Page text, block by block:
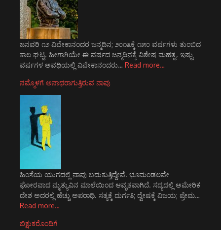
ಜನವರಿ ೧೨ ವಿವೇಕಾನಂದರ ಜನ್ಮದಿನ; ೨೦೧೩ಕ್ಕೆ ೧೫೦ ವರ್ಷಗಳು ತುಂಬಿದ
ಕಾಲ ಘಟ್ಟ. ಹೀಗಾಗಿಯೇ ಈ ವರ್ಷದ ಜನ್ಮದಿನಕ್ಕೆ ವಿಶೇಷ ಮಹತ್ವ. ಇಷ್ಟು
ವರ್ಷಗಳ ಅವಧಿಯಲ್ಲಿ ವಿವೇಕಾನಂದರು… Read more…
ನಮ್ಮೊಳಗೆ ಅನಾಥರಾಗುತ್ತಿರುವ ನಾವು
ಹಿಂಸೆಯ ಯುಗದಲ್ಲಿ ನಾವು ಬದುಕುತ್ತಿದ್ದೇವೆ. ಭೂಮಂಡಲವೇ
ಘೋರವಾದ ಮೃತ್ಯುವಿನ ಮಾಲೆಯಿಂದ ಆವೃತವಾಗಿದೆ. ಸದ್ಯದಲ್ಲಿ ಅಮೇರಿಕ
ದೇಶ ಅದರಲ್ಲಿ ಹೆಚ್ಚು ಅಪರಾಧಿ. ಸತ್ಯಕ್ಕೆ ದುರ್ಗತಿ; ದ್ವೇಷಕ್ಕೆ ವಿಜಯ; ಪ್ರೇಮ…
Read more…
ಬಿಕ್ಷುಕರೊಂದಿಗೆ